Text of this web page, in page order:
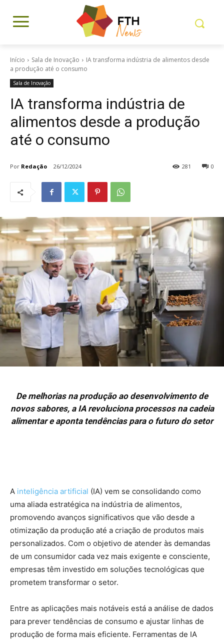
Início Sala de Inovação
IA transforma indústria de alimentos desde
a produção até o consumo
Sala de Inovação
IA transforma indústria de
alimentos desde a produção
até o consumo
Por Redação 26/12/2024 0
281
De melhorias na produção ao desenvolvimento de
novos sabores, a IA revoluciona processos na cadeia
alimentar e aponta tendências para o futuro do setor
A inteligência artificial (IA) vem se consolidando como
uma aliada estratégica na indústria de alimentos,
promovendo avanços significativos que vão desde a
otimização da produção até a criação de produtos mais
personalizados. Com o objetivo de atender às demandas
de um consumidor cada vez mais exigente e consciente,
empresas têm investido em soluções tecnológicas que
prometem transformar o setor.
Entre as aplicações mais notáveis está a análise de dados
para prever tendências de consumo e ajustar linhas de
produção de forma mais eficiente. Ferramentas de IA